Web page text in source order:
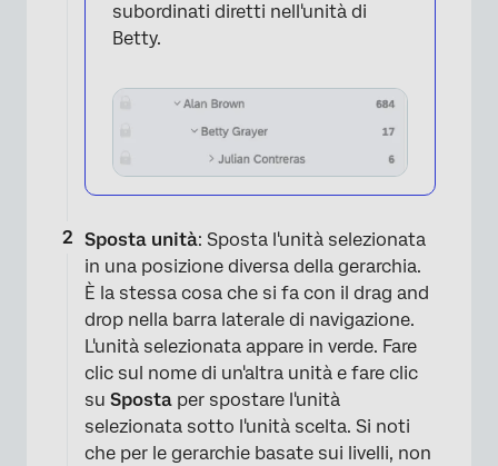
×
subordinati diretti nell'unità di
Betty.
Sposta unità: Sposta l'unità selezionata
in una posizione diversa della gerarchia.
È la stessa cosa che si fa con il drag and
drop nella barra laterale di navigazione.
L'unità selezionata appare in verde. Fare
clic sul nome di un'altra unità e fare clic
su Sposta per spostare l'unità
selezionata sotto l'unità scelta. Si noti
che per le gerarchie basate sui livelli, non